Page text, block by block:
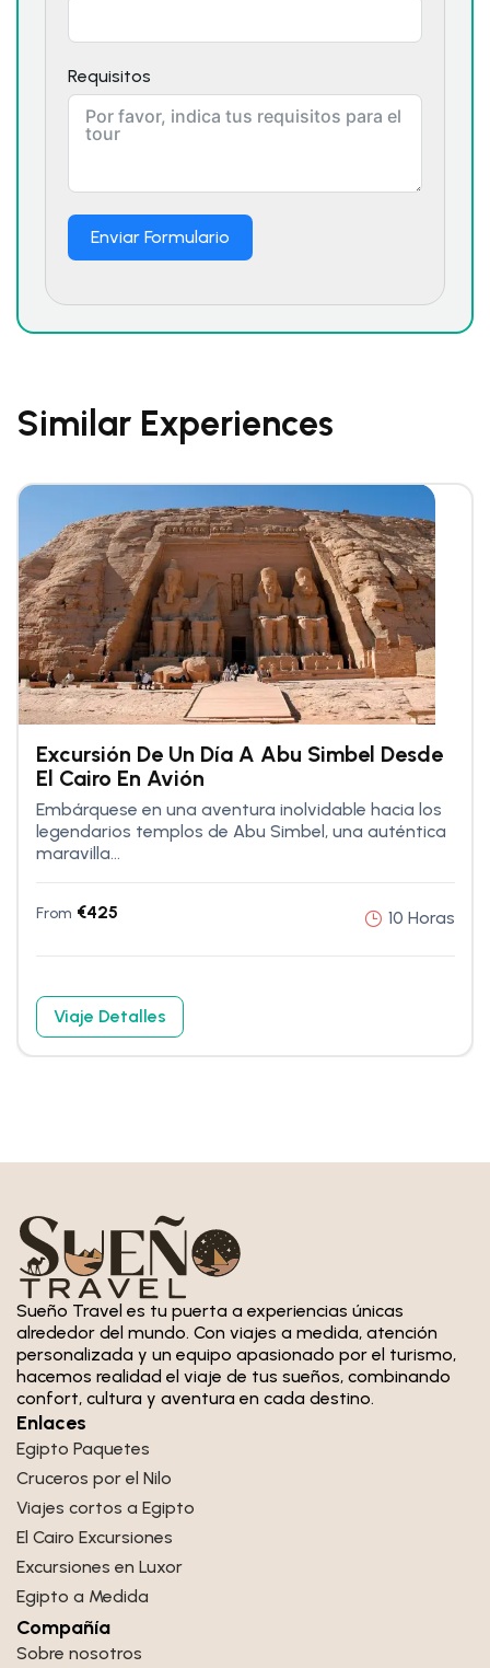
Requisitos
Enviar Formulario
Similar Experiences
Excursión De Un Día A Abu Simbel Desde
El Cairo En Avión
Embárquese en una aventura inolvidable hacia los
legendarios templos de Abu Simbel, una auténtica
maravilla...
From €425 10 Horas
Viaje Detalles
Sueño Travel es tu puerta a experiencias únicas
alrededor del mundo. Con viajes a medida, atención
personalizada y un equipo apasionado por el turismo,
hacemos realidad el viaje de tus sueños, combinando
confort, cultura y aventura en cada destino.
Enlaces
Egipto Paquetes
Cruceros por el Nilo
Viajes cortos a Egipto
El Cairo Excursiones
Excursiones en Luxor
Egipto a Medida
Compañía
Sobre nosotros